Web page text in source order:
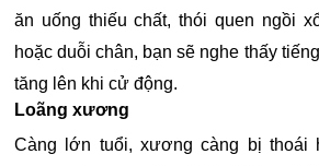
ăn uống thiếu chất, thói quen ngồi
hoặc duỗi chân, bạn sẽ nghe thấy
tăng lên khi cử động.
Loãng xương
Càng lớn tuổi, xương càng bị thoái